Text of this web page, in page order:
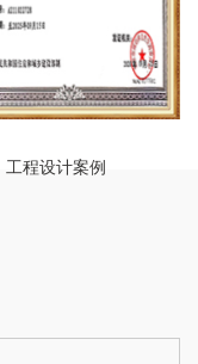
工程设计案例